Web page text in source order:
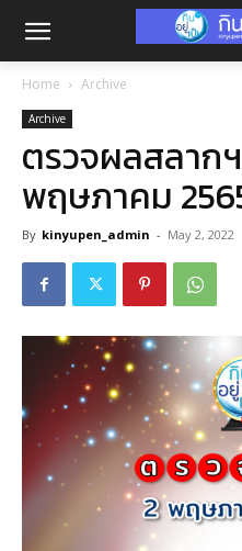
Home Archive
Archive
ตรวจผลสลาก
พฤษภาคม
By kinyupen_admin - May 2, 2022